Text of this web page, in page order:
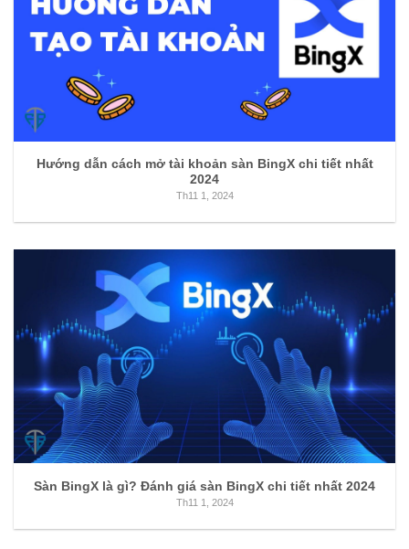
Hướng dẫn cách mở tài khoản sàn BingX chi tiết nhất
2024
Th11 1, 2024
Sàn BingX là gì? Đánh giá sàn BingX chi tiết nhất 2024
Th11 1, 2024